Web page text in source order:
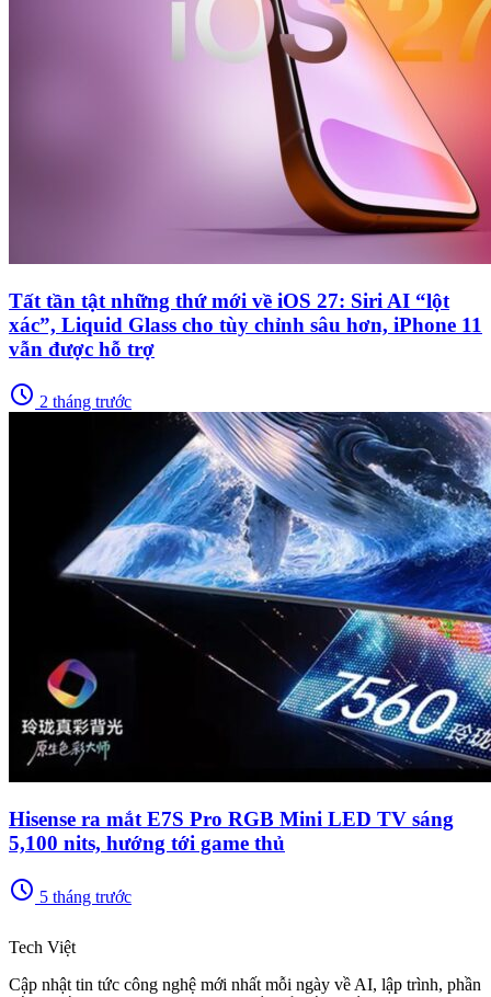
Tất tần tật những thứ mới về iOS 27: Siri AI “lột
xác”, Liquid Glass cho tùy chỉnh sâu hơn, iPhone 11
vẫn được hỗ trợ
schedule 2 tháng trước
Hisense ra mắt E7S Pro RGB Mini LED TV sáng
5,100 nits, hướng tới game thủ
schedule 5 tháng trước
Tech Việt
Cập nhật tin tức công nghệ mới nhất mỗi ngày về AI, lập trình, phần